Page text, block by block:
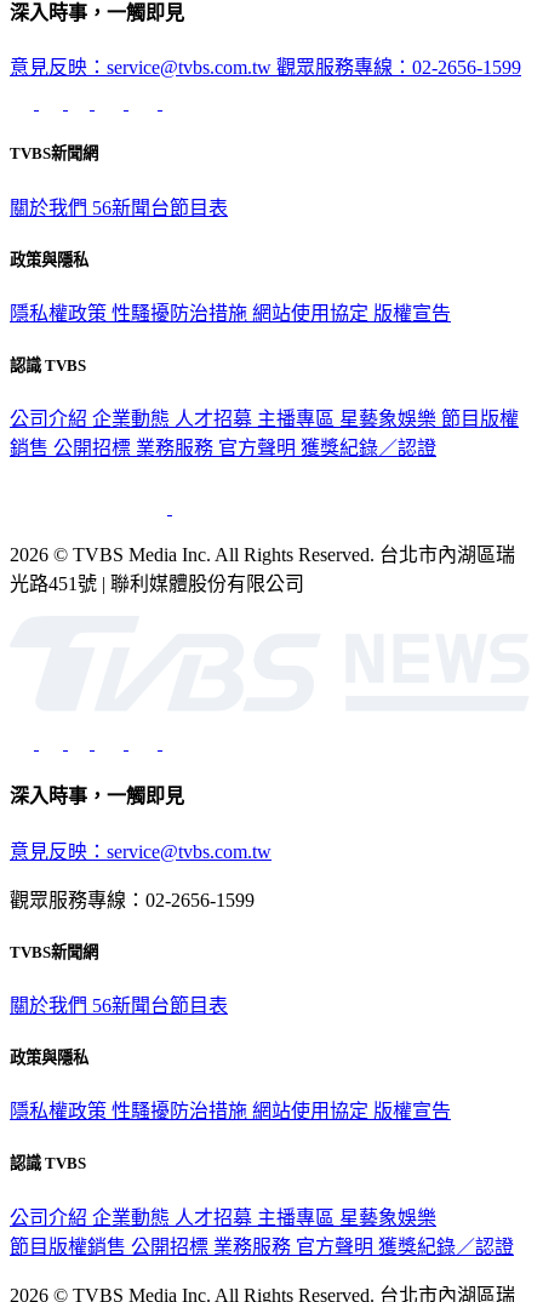
深入時事，一觸即見
意見反映：service@tvbs.com.tw 觀眾服務專線：02-2656-1599
TVBS新聞網
關於我們 56新聞台節目表
政策與隱私
隱私權政策 性騷擾防治措施 網站使用協定 版權宣告
認識 TVBS
公司介紹 企業動態 人才招募 主播專區 星藝象娛樂 節目版權
銷售 公開招標 業務服務 官方聲明 獲獎紀錄／認證
2026 © TVBS Media Inc. All Rights Reserved. 台北市內湖區瑞
光路451號 | 聯利媒體股份有限公司
深入時事，一觸即見
意見反映：service@tvbs.com.tw
觀眾服務專線：02-2656-1599
TVBS新聞網
關於我們 56新聞台節目表
政策與隱私
隱私權政策 性騷擾防治措施 網站使用協定 版權宣告
認識 TVBS
公司介紹 企業動態 人才招募 主播專區 星藝象娛樂
節目版權銷售 公開招標 業務服務 官方聲明 獲獎紀錄／認證
2026 © TVBS Media Inc. All Rights Reserved. 台北市內湖區瑞